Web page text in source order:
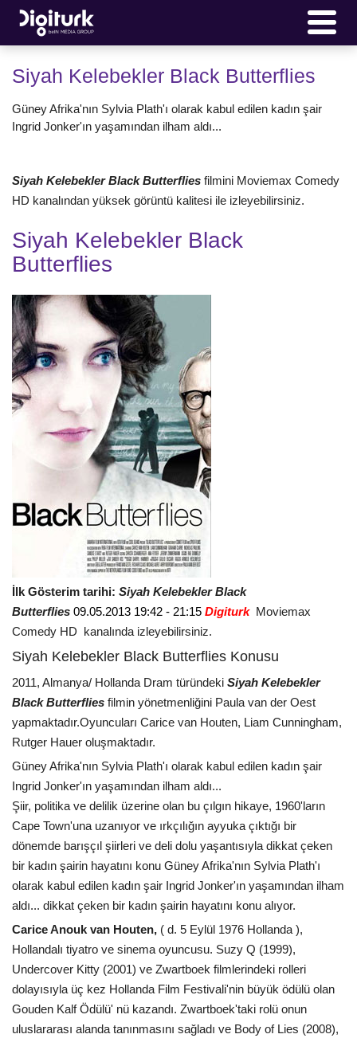
Siyah Kelebekler Black Butterflies
Güney Afrika'nın Sylvia Plath'ı olarak kabul edilen kadın şair
Ingrid Jonker'ın yaşamından ilham aldı...
Siyah Kelebekler Black Butterflies filmini Moviemax Comedy
HD kanalından yüksek görüntü kalitesi ile izleyebilirsiniz.
Siyah Kelebekler Black
Butterflies
İlk Gösterim tarihi: Siyah Kelebekler Black
Butterflies 09.05.2013 19:42 - 21:15 DigiturkMoviemax
Comedy HD kanalında izleyebilirsiniz.
Siyah Kelebekler Black Butterflies Konusu
2011, Almanya/ Hollanda Dram türündeki Siyah Kelebekler
Black Butterflies filmin yönetmenliğini Paula van der Oest
yapmaktadır.Oyuncuları Carice van Houten, Liam Cunningham,
Rutger Hauer oluşmaktadır.
Güney Afrika'nın Sylvia Plath'ı olarak kabul edilen kadın şair
Ingrid Jonker'ın yaşamından ilham aldı...
Şiir, politika ve delilik üzerine olan bu çılgın hikaye, 1960'ların
Cape Town'una uzanıyor ve ırkçılığın ayyuka çıktığı bir
dönemde barışçıl şiirleri ve deli dolu yaşantısıyla dikkat çeken
bir kadın şairin hayatını konu Güney Afrika'nın Sylvia Plath'ı
olarak kabul edilen kadın şair Ingrid Jonker'ın yaşamından ilham
aldı... dikkat çeken bir kadın şairin hayatını konu alıyor.
Carice Anouk van Houten, ( d. 5 Eylül 1976 Hollanda ),
Hollandalı tiyatro ve sinema oyuncusu. Suzy Q (1999),
Undercover Kitty (2001) ve Zwartboek filmlerindeki rolleri
dolayısıyla üç kez Hollanda Film Festivali'nin büyük ödülü olan
Gouden Kalf Ödülü' nü kazandı. Zwartboek'taki rolü onun
uluslararası alanda tanınmasını sağladı ve Body of Lies (2008),